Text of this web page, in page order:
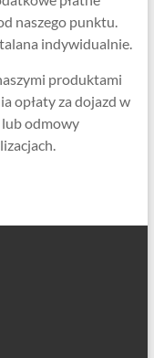
naszego punktu.
indywidualnie.
produktami
opłaty za dojazd w
lub odmowy